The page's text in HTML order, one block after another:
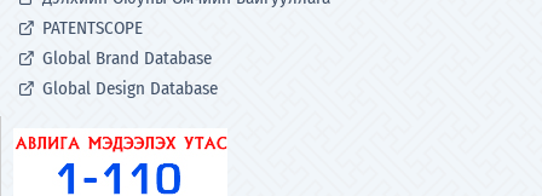
PATENTSCOPE
Global Brand Database
Global Design Database